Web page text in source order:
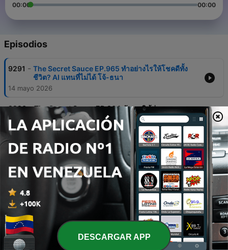
00:00 00:00
Episodios
9291 - The Secret Sauce EP.965 ทำอย่างไรให้โชคดีทั้ง
ชีวิต? AI แทนที่ไม่ได้ โจ้-ธนา
14 mayo 2026
9290 - The Secret Sauce EP.964 ชัชชาติ ผู้ว่าฯ กทม. บท
เรียน 4 ปีและอนาคตกรุงเทพฯ 2030
12 mayo 2026
9289
The Secret Sauce EP.963 ทำไมสงคราม
ตะวันออกกลาง ทำให้อาเซียนร้อนแรง ตำราธุรกิจ
ขยายอาเซียน ฉบับ UOB
08 mayo 2026
9288 -
The Secret Sauce Ep.962 F1 เบื้องหลังธุรกิจ
840,000 ล้านบาท ที่ขายทั้งกีฬา แฟชั่น ไลฟ์สไตล์
08 mayo 2026
9287 - Executive Espresso EP.603 Physical AI หุ่นยนต์
ใช้ชีวิตกับมนุษย์ในโลกจริง? กระทบธุรกิจอะไรบ้าง
DESCARGAR APP